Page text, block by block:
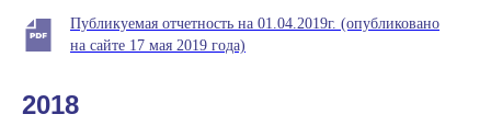
Публикуемая отчетность на 01.04.2019г. (опубликовано
на сайте 17 мая 2019 года)
2018